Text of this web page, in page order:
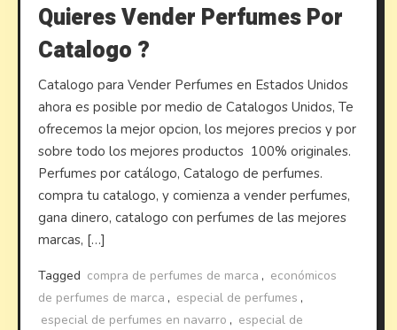
Quieres Vender Perfumes Por
Catalogo ?
Catalogo para Vender Perfumes en Estados Unidos
ahora es posible por medio de Catalogos Unidos, Te
ofrecemos la mejor opcion, los mejores precios y por
sobre todo los mejores productos 100% originales.
Perfumes por catálogo, Catalogo de perfumes.
compra tu catalogo, y comienza a vender perfumes,
gana dinero, catalogo con perfumes de las mejores
marcas, […]
Tagged compra de perfumes de marca , económicos
de perfumes de marca , especial de perfumes ,
especial de perfumes en navarro , especial de